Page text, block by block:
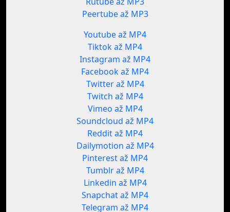
Peertube až MP3
Youtube až MP4
Tiktok až MP4
Instagram až MP4
Facebook až MP4
Twitter až MP4
Twitch až MP4
Vimeo až MP4
Soundcloud až MP4
Reddit až MP4
Dailymotion až MP4
Pinterest až MP4
Tumblr až MP4
Linkedin až MP4
Snapchat až MP4
Telegram až MP4